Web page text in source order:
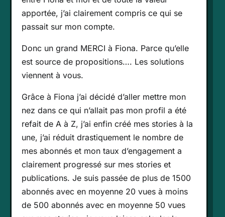
apportée, j’ai clairement compris ce qui se
passait sur mon compte.
Donc un grand MERCI à Fiona. Parce qu’elle
est source de propositions…. Les solutions
viennent à vous.
Grâce à Fiona j’ai décidé d’aller mettre mon
nez dans ce qui n’allait pas mon profil a été
refait de A à Z, j’ai enfin créé mes stories à la
une, j’ai réduit drastiquement le nombre de
mes abonnés et mon taux d’engagement a
clairement progressé sur mes stories et
publications. Je suis passée de plus de 1500
abonnés avec en moyenne 20 vues à moins
de 500 abonnés avec en moyenne 50 vues